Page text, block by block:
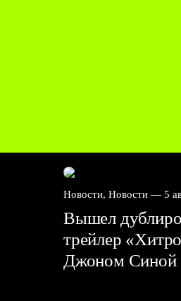
Новости, Новости — 5
Вышел
трейлер
Джоном Синой